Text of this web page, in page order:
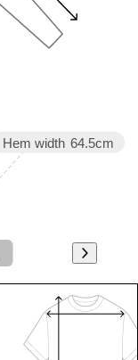
Hem width 64.5cm